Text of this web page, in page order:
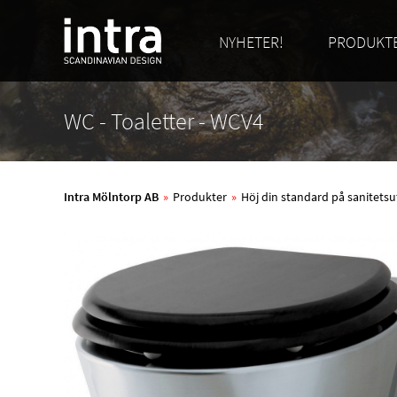
NYHETER!
WC - Toaletter - WCV4
Intra Mölntorp AB » Produkter » Höj din standard på